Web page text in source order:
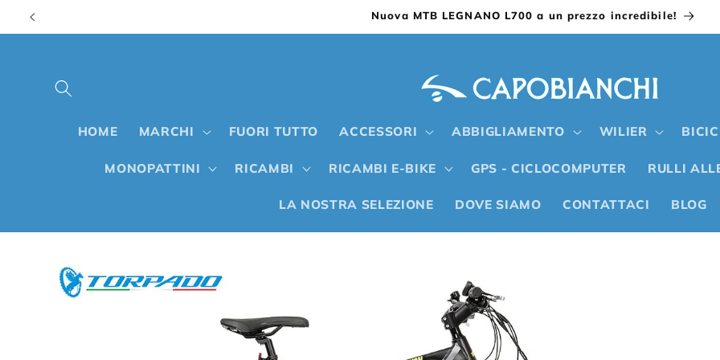
direttamente
ai contenuti
Nuova MTB LEGNANO L700 a un prezzo incredibile!
HOME MARCHI FUORI TUTTO ACCESSORI ABBIGLIAMENTO WILIER
MONOPATTINI RICAMBI RICAMBI E-BIKE GPS - CICLOCOMPUTER RULLI
LA NOSTRA SELEZIONE DOVE SIAMO CONTATTACI BLOG
informazioni
sul prodotto